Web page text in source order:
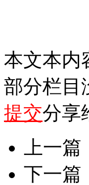
本文本内
部分栏目
提交分享
上一篇
下一篇